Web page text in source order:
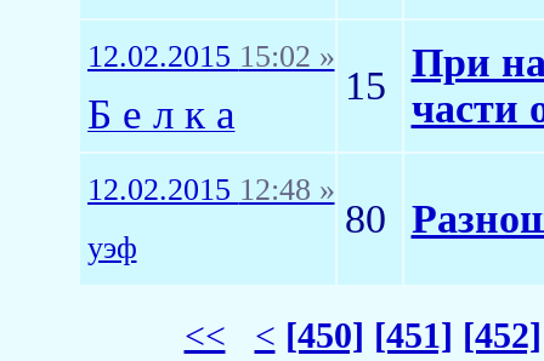
12.02.2015 15:02 »
Б е л к а
15
При
части
12.02.2015 12:48 »
уэф
80
<< < [450] [451] [452]